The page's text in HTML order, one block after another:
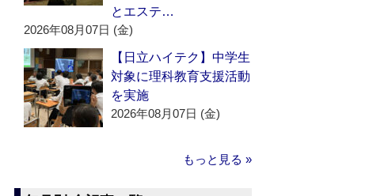
とエステ…
2026年08月07日 (金)
【日立ハイテク】中学生
対象に理科教育支援活動
を実施
2026年08月07日 (金)
もっと見る »